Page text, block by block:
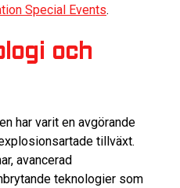
Special Events.
och
har varit en avgörande
tillväxt.
avancerad
teknologier som